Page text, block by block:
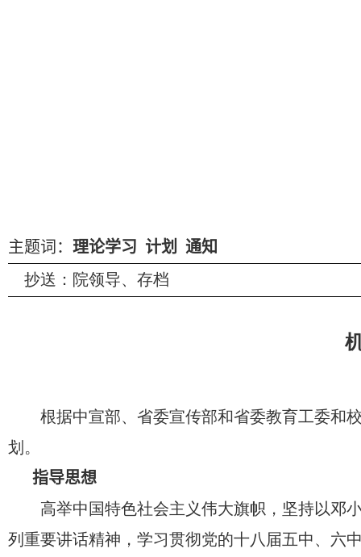
主题词： 理论学习 计划 通知
抄送：院领导、存档
根据中宣部、省委宣传部和省委教育工委和
划。
指导思想
高举中国特色社会主义伟大旗帜，坚持以邓
列重要讲话精神，学习贯彻党的十八届五中、六